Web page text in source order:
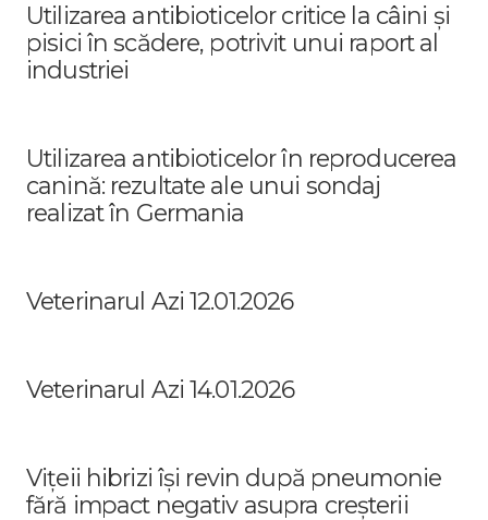
Utilizarea antibioticelor critice la câini și
pisici în scădere, potrivit unui raport al
industriei
Utilizarea antibioticelor în reproducerea
canină: rezultate ale unui sondaj
realizat în Germania
Veterinarul Azi 12.01.2026
Veterinarul Azi 14.01.2026
Vițeii hibrizi își revin după pneumonie
fără impact negativ asupra creșterii